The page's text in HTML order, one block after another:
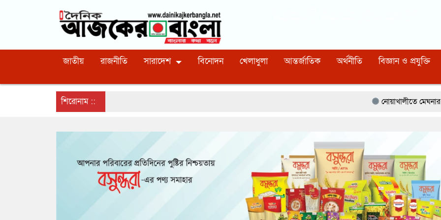
জাতীয় রাজনীতি সারাদেশ বিনোদন খেলাধুলা আন্তর্জাতিক অর্থনীতি বিজ্ঞান ও প্রযুক্তি
শিরোনাম :: নোয়াখালীতে মেঘনার ভাঙনরোধে জিও